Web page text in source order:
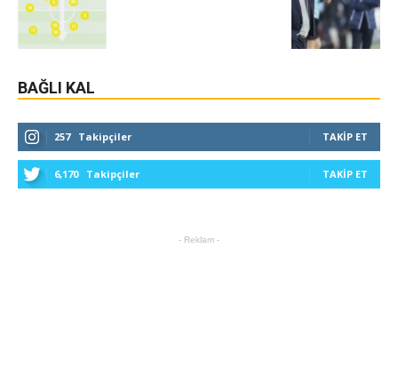
BAĞLI KAL
257 Takipçiler TAKIP ET
6,170 Takipçiler TAKIP ET
- Reklam -